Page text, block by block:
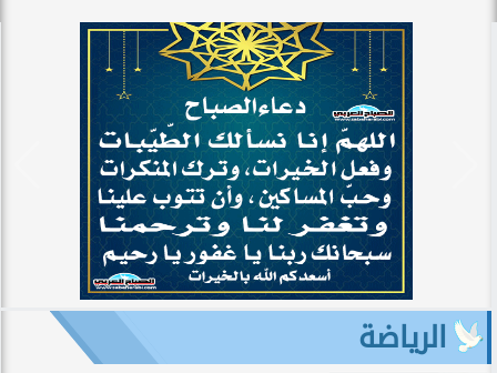
الرياضة